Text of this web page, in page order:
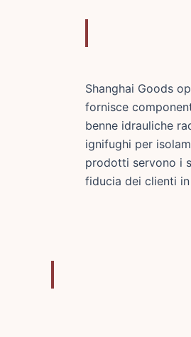
Shanghai Goods
fornisce
benne idrauliche
ignifughi per
prodotti servono i
fiducia dei clienti